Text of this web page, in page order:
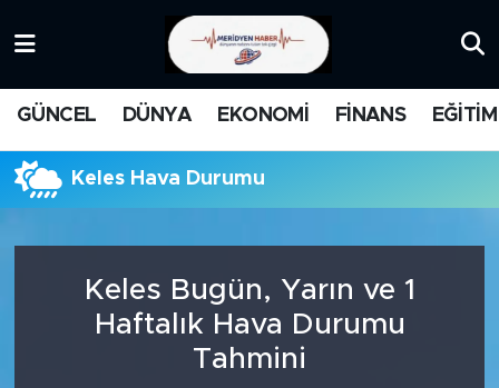
GÜNCEL DÜNYA EKONOMİ FİNANS EĞİTİM
Keles Hava Durumu
Keles Bugün, Yarın ve 1
Haftalık Hava Durumu
Tahmini
FİNANS
Süper Lig Puan Durumu ve Fikstür
Tüm Manşetler